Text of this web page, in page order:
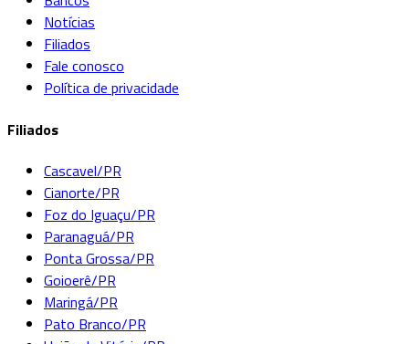
Notícias
Filiados
Fale conosco
Política de privacidade
Filiados
Cascavel/PR
Cianorte/PR
Foz do Iguaçu/PR
Paranaguá/PR
Ponta Grossa/PR
Goioerê/PR
Maringá/PR
Pato Branco/PR